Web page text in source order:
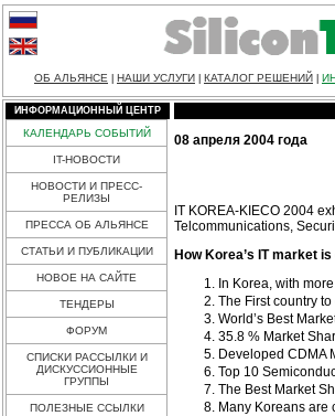
ОБ АЛЬЯНСЕ НАШИ УСЛУГИ КАТАЛОГ РЕШЕНИЙ
ИНФОРМАЦИОННЫЙ ЦЕНТР
КАЛЕНДАРЬ СОБЫТИЙ
IT-НОВОСТИ
НОВОСТИ И ПРЕСС-
РЕЛИЗЫ
ПРЕССА ОБ АЛЬЯНСЕ
СТАТЬИ И ПУБЛИКАЦИИ
НОВОЕ НА САЙТЕ
ТЕНДЕРЫ
ФОРУМ
СПИСКИ РАССЫЛКИ И
ДИСКУССИОННЫЕ
ГРУППЫ
ПОЛЕЗНЫЕ ССЫЛКИ
08 апреля 2004 года
IT KOREA-KIECO 2004
Telcommunications,
How Korea’s IT market is
In Korea, with
The First country
World’s Best
35.8 % Market
Developed CDMA
Top 10
The Best Market
Many Koreans are